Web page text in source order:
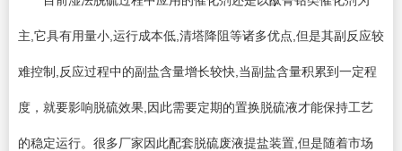
主,它具有用量小,运行成本低,清塔降阻等诸多优点,但是其副反应较
难控制,反应过程中的副盐含量增长较快,当副盐含量积累到一定程
度，就要影响脱硫效果,因此需要定期的置换脱硫液才能保持工艺
的稳定运行。很多厂家因此配套脱硫废液提盐装置,但是随着市场